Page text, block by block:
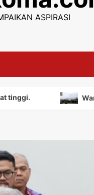
ASPIRASI
Warga